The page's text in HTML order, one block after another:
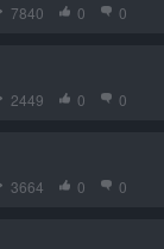
7840 0 0
2449 0 0
3664 0 0